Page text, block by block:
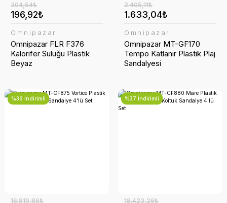
196,92₺
304,54₺
Omnipazar
Omnipazar FLR F376
Kalorifer Suluğu Plastik
Beyaz
1.633,04₺
2.405,11₺
Omnipazar
Omnipazar MT-GF170
Tempo Katlanır Plastik Plaj
Sandalyesi
%36 İndirimli
16.819,86₺
%37 İndirimli
18.423,26₺